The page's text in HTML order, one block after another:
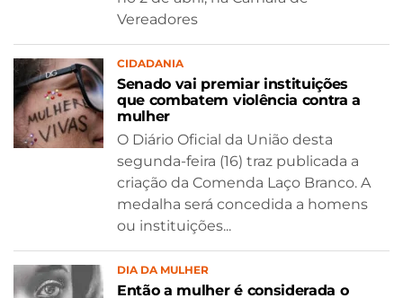
Vereadores
CIDADANIA
Senado vai premiar instituições
que combatem violência contra a
mulher
O Diário Oficial da União desta
segunda-feira (16) traz publicada a
criação da Comenda Laço Branco. A
medalha será concedida a homens
ou instituições...
DIA DA MULHER
Então a mulher é considerada o